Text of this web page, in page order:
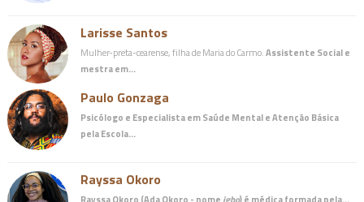
Larisse Santos
Mulher-preta-cearense, filha de Maria do Carmo.Assistente Social e
mestra em…
Paulo Gonzaga
Psicólogo e Especialista em Saúde Mental e Atenção Básica
pela Escola…
Rayssa Okoro
Rayssa Okoro (Ada Okoro - nome igbo) é médicaformada pela…